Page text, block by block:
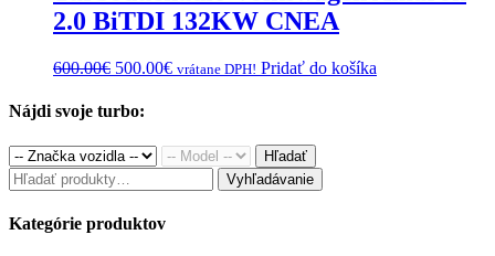
2.0 BiTDI 132KW CNEA
600.00€ Original
was:
500.00€Current
vrátane DPH! Pridať do košíka
Nájdi svoje turbo:
Hľadať
Hľadať: Vyhľadávanie
Kategórie produktov